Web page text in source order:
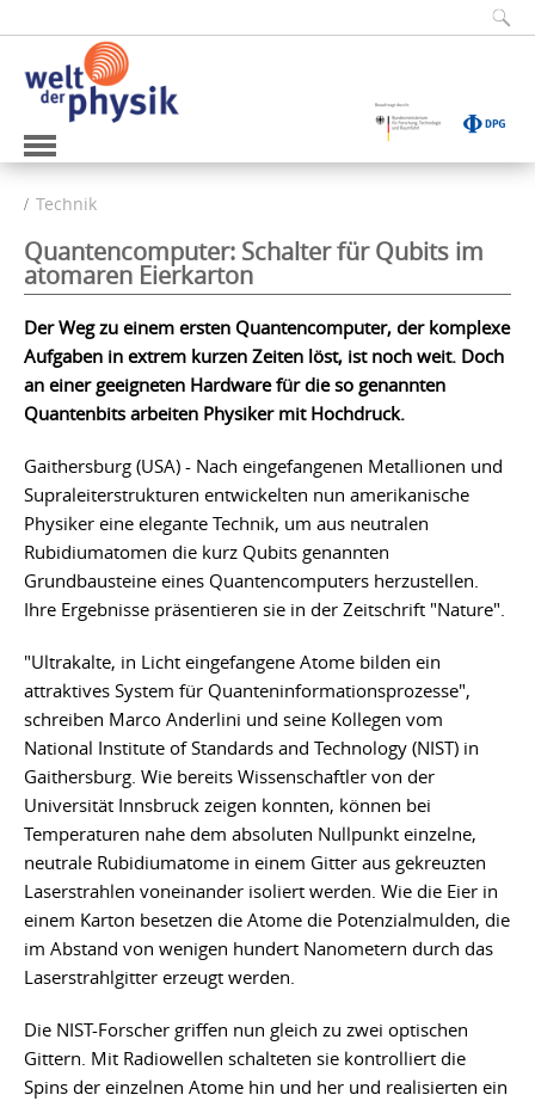
Technik
Quantencomputer: Schalter für Qubits im
atomaren Eierkarton
Der Weg zu einem ersten Quantencomputer, der komplexe
Aufgaben in extrem kurzen Zeiten löst, ist noch weit. Doch
an einer geeigneten Hardware für die so genannten
Quantenbits arbeiten Physiker mit Hochdruck.
Gaithersburg (USA) - Nach eingefangenen Metallionen und
Supraleiterstrukturen entwickelten nun amerikanische
Physiker eine elegante Technik, um aus neutralen
Rubidiumatomen die kurz Qubits genannten
Grundbausteine eines Quantencomputers herzustellen.
Ihre Ergebnisse präsentieren sie in der Zeitschrift "Nature".
"Ultrakalte, in Licht eingefangene Atome bilden ein
attraktives System für Quanteninformationsprozesse",
schreiben Marco Anderlini und seine Kollegen vom
National Institute of Standards and Technology (NIST) in
Gaithersburg. Wie bereits Wissenschaftler von der
Universität Innsbruck zeigen konnten, können bei
Temperaturen nahe dem absoluten Nullpunkt einzelne,
neutrale Rubidiumatome in einem Gitter aus gekreuzten
Laserstrahlen voneinander isoliert werden. Wie die Eier in
einem Karton besetzen die Atome die Potenzialmulden, die
im Abstand von wenigen hundert Nanometern durch das
Laserstrahlgitter erzeugt werden.
Die NIST-Forscher griffen nun gleich zu zwei optischen
Gittern. Mit Radiowellen schalteten sie kontrolliert die
Spins der einzelnen Atome hin und her und realisierten ein